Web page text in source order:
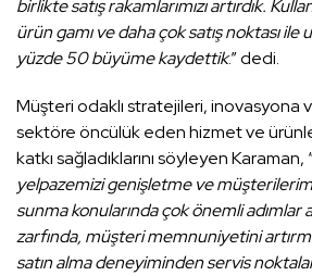
birlikte satış rakamlarımızı artırdık.
ürün gamı ve daha çok satış noktası ile
yüzde 50 büyüme kaydettik.” dedi.
Müşteri odaklı stratejileri, inovasyona
sektöre öncülük eden hizmet ve
katkı sağladıklarını söyleyen Karaman,
yelpazemizi genişletme ve
sunma konularında çok önemli adımlar
zarfında, müşteri memnuniyetini
satın alma deneyiminden servis